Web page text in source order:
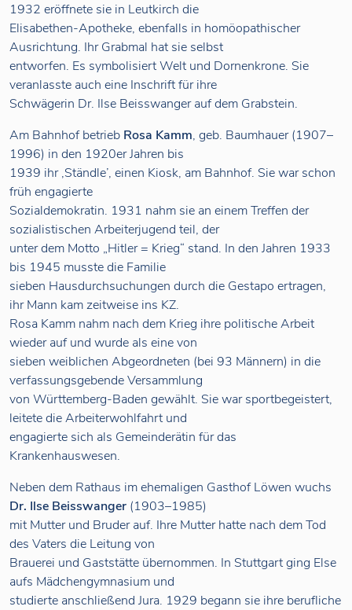
1932 eröffnete sie in Leutkirch die
Elisabethen-Apotheke, ebenfalls in homöopathischer
Ausrichtung. Ihr Grabmal hat sie selbst
entworfen. Es symbolisiert Welt und Dornenkrone. Sie
veranlasste auch eine Inschrift für ihre
Schwägerin Dr. Ilse Beisswanger auf dem Grabstein.
Am Bahnhof betrieb Rosa Kamm, geb. Baumhauer (1907–
1996) in den 1920er Jahren bis
1939 ihr ‚Ständle’, einen Kiosk, am Bahnhof. Sie war schon
früh engagierte
Sozialdemokratin. 1931 nahm sie an einem Treffen der
sozialistischen Arbeiterjugend teil, der
unter dem Motto „Hitler = Krieg“ stand. In den Jahren 1933
bis 1945 musste die Familie
sieben Hausdurchsuchungen durch die Gestapo ertragen,
ihr Mann kam zeitweise ins KZ.
Rosa Kamm nahm nach dem Krieg ihre politische Arbeit
wieder auf und wurde als eine von
sieben weiblichen Abgeordneten (bei 93 Männern) in die
verfassungsgebende Versammlung
von Württemberg-Baden gewählt. Sie war sportbegeistert,
leitete die Arbeiterwohlfahrt und
engagierte sich als Gemeinderätin für das
Krankenhauswesen.
Neben dem Rathaus im ehemaligen Gasthof Löwen wuchs
Dr. Ilse Beisswanger (1903–1985)
mit Mutter und Bruder auf. Ihre Mutter hatte nach dem Tod
des Vaters die Leitung von
Brauerei und Gaststätte übernommen. In Stuttgart ging Else
aufs Mädchengymnasium und
studierte anschließend Jura. 1929 begann sie ihre berufliche